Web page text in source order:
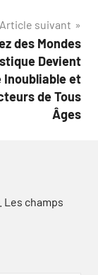
Article suivant
des Mondes
Devient
Inoubliable et
de Tous
Âges
Les champs